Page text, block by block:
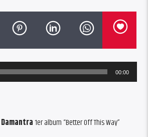
00:00
Damantra1er album “Better Off This Way”